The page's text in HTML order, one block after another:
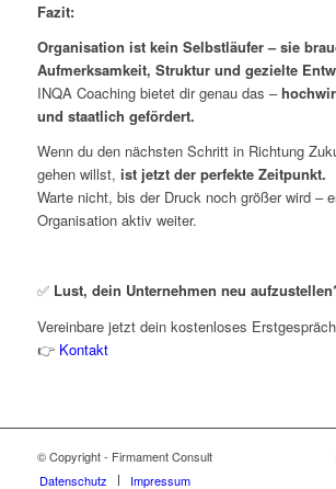
Fazit:
Organisation ist kein Selbstläufer – sie
Aufmerksamkeit, Struktur und gezielte
INQA Coaching bietet dir genau das –
und staatlich gefördert.
Wenn du den nächsten Schritt in Richtung
gehen willst, ist jetzt der perfekte Zeitpunkt.
Warte nicht, bis der Druck noch größer wird –
Organisation aktiv weiter.
✅Lust, dein Unternehmen neu
Vereinbare jetzt dein kostenloses
👉 Kontakt
© Copyright - Firmament Consult
Datenschutz
Impressum